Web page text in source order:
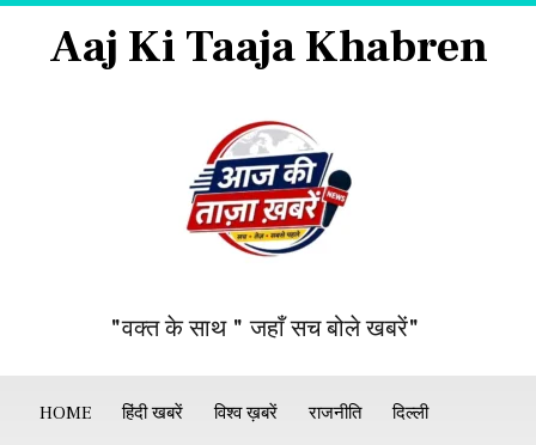
Aaj Ki Taaja Khabren
"वक्त के साथ " जहाँ सच बोले खबरें"
HOME हिंदी खबरें विश्व ख़बरें राजनीति दिल्ली